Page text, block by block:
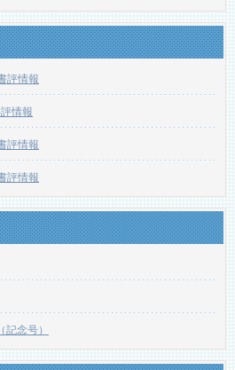
評情報
情報
評情報
評情報
念号）